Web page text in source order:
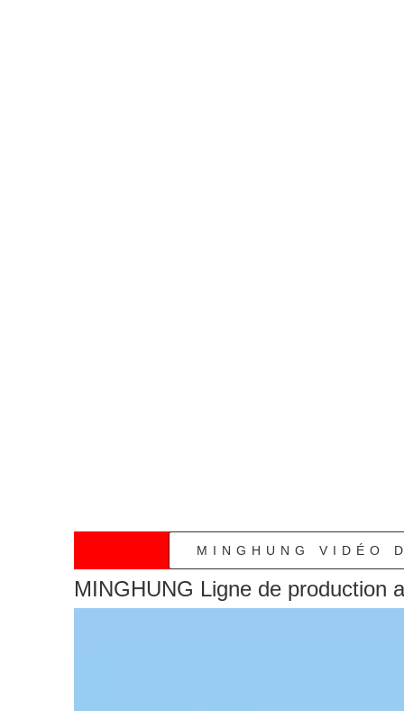
MINGHUNG VIDÉO
MINGHUNG Ligne de production